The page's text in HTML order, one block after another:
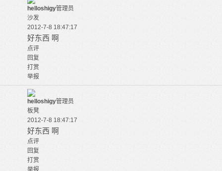
helloshigy管理员
沙发
2012-7-8 18:47:17
好东西 啊
点评
回复
打赏
举报
helloshigy管理员
板凳
2012-7-8 18:47:17
好东西 啊
点评
回复
打赏
举报